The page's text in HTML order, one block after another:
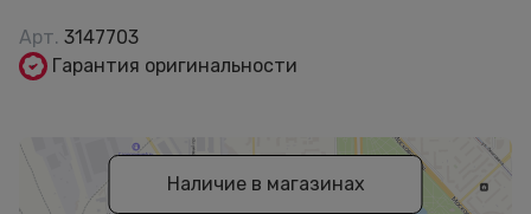
Арт. 3147703
Гарантия оригинальности
Наличие в магазинах